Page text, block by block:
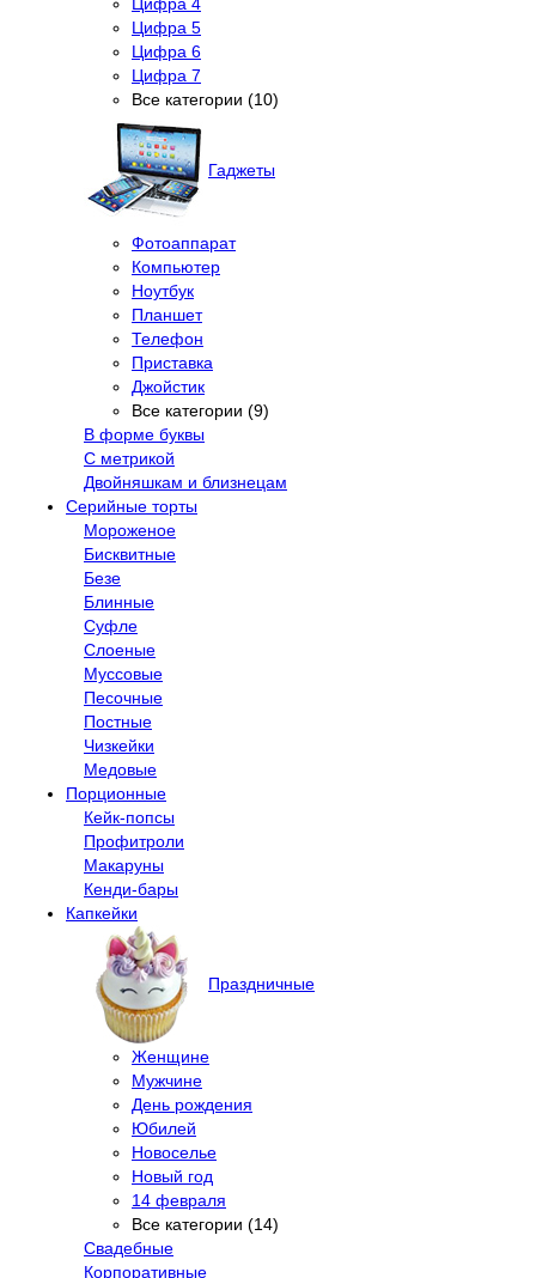
Цифра 5
Цифра 6
Цифра 7
Все категории (10)
Гаджеты
Фотоаппарат
Компьютер
Ноутбук
Планшет
Телефон
Приставка
Джойстик
Все категории (9)
В форме буквы
С метрикой
Двойняшкам и близнецам
Серийные торты
Мороженое
Бисквитные
Безе
Блинные
Суфле
Слоеные
Муссовые
Песочные
Постные
Чизкейки
Медовые
Порционные
Кейк-попсы
Профитроли
Макаруны
Кенди-бары
Капкейки
Праздничные
Женщине
Мужчине
День рождения
Юбилей
Новоселье
Новый год
14 февраля
Все категории (14)
Свадебные
Корпоративные